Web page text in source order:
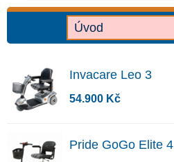
Invacare Leo 3
54.900 Kč
Pride GoGo Elite 4